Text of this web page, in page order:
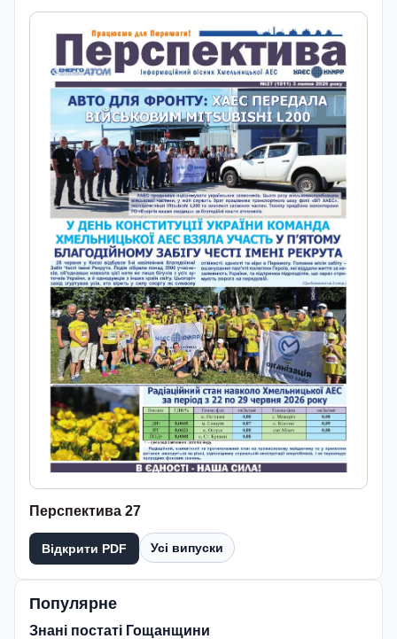
Перспектива 27
Відкрити PDF Усі випуски
Популярне
Знані постаті Гощанщини